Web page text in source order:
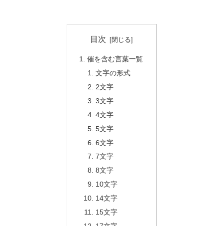
目次
催を含む言葉一覧
文字の形式
2文字
3文字
4文字
5文字
6文字
7文字
8文字
10文字
14文字
15文字